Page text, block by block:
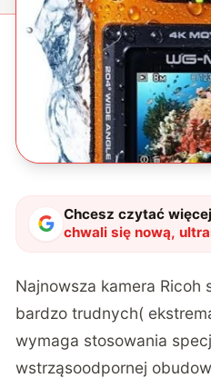
Chcesz czytać
chwali się nową,
Najnowsza kamera
bardzo trudnych(
wymaga stosowania
wstrząsoodpornej